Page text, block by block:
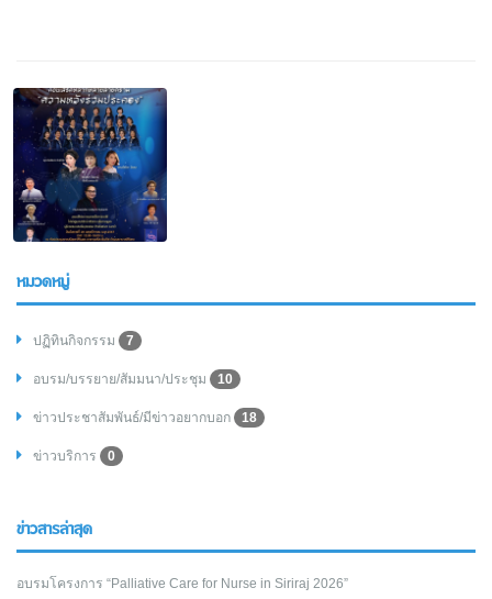
หมวดหมู่
ปฏิทินกิจกรรม 7
อบรม/บรรยาย/สัมมนา/ประชุม 10
ข่าวประชาสัมพันธ์/มีข่าวอยากบอก 18
ข่าวบริการ 0
ข่าวสารล่าสุด
อบรมโครงการ “Palliative Care for Nurse in Siriraj 2026”